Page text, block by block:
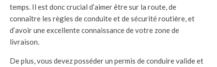
temps. Il est donc crucial d’aimer être sur la route, de
connaître les règles de conduite et de sécurité routière, et
d’avoir une excellente connaissance de votre zone de
livraison.
De plus, vous devez posséder un permis de conduire valide et